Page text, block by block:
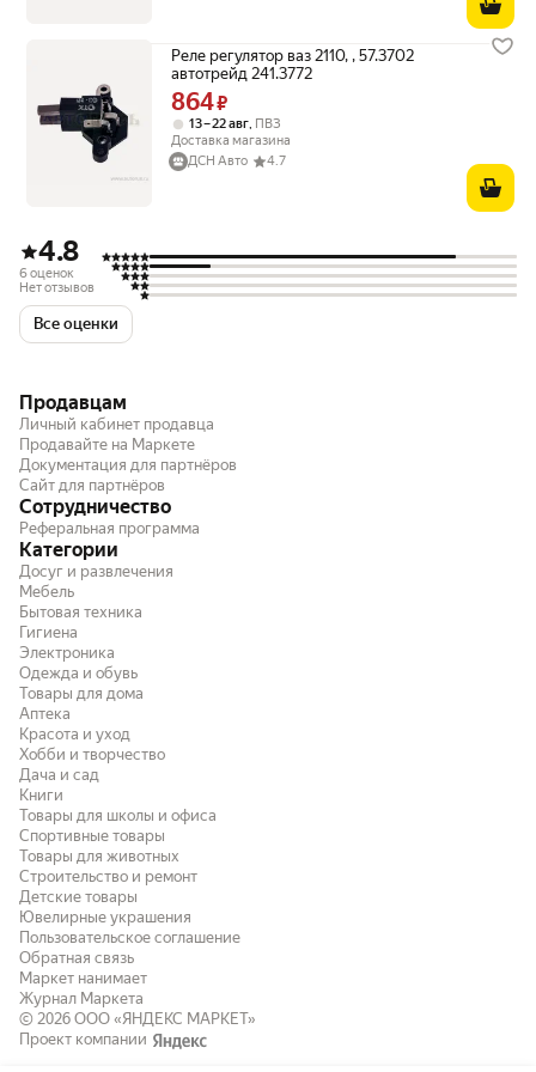
Реле регулятор ваз 2110, , 57.3702
автотрейд 241.3772
Цена 864 ₽ вместо
864₽
13 – 22 авг, ПВЗ
Доставка магазина
ДСН Авто
4.7
4.8
6 оценок
Нет отзывов
Все оценки
Продавцам
Личный кабинет продавца
Продавайте на Маркете
Документация для партнёров
Сайт для партнёров
Сотрудничество
Реферальная программа
Категории
Досуг и развлечения
Мебель
Бытовая техника
Гигиена
Электроника
Одежда и обувь
Товары для дома
Аптека
Красота и уход
Хобби и творчество
Дача и сад
Книги
Товары для школы и офиса
Спортивные товары
Товары для животных
Строительство и ремонт
Детские товары
Ювелирные украшения
Пользовательское соглашение
Обратная связь
Маркет нанимает
Журнал Маркета
© 2026 ООО «ЯНДЕКС МАРКЕТ»
Проект компании